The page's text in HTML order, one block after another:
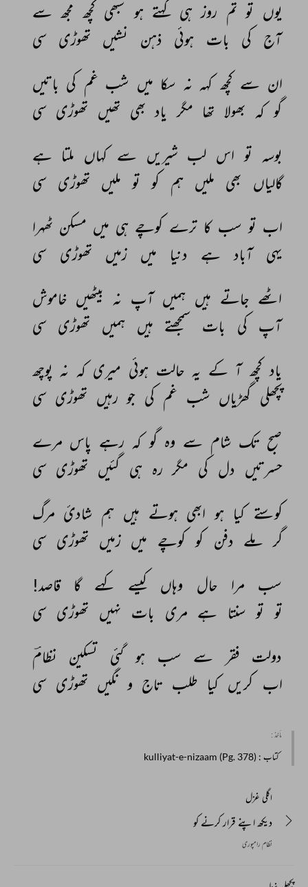
یوں تو تم روز ہی کہتے ہو سبھی کچھ مجھ سے
آج کی بات ہوئی ذہن نشیں تھوڑی سی
ان سے کچھ کہہ نہ سکا میں شب غم کی باتیں
گو کہ بھولا تھا مگر یاد بھی تھیں تھوڑی سی
بوسہ تو اس لب شیریں سے کہاں ملتا ہے
گالیاں بھی ملیں ہم کو تو ملیں تھوڑی سی
اب تو سب کا ترے کوچے ہی میں مسکن ٹھہرا
یہی
آباد ہے دنیا میں زمیں تھوڑی
سی
اٹھے جاتے ہیں ہمیں آپ نہ بیٹھیں خاموش
آپ کی بات سمجھتے ہیں ہمیں تھوڑی سی
یاد کچھ آ کے یہ حالت ہوئی میری کہ نہ پوچھ
پچھلی گھڑیاں شب غم کی جو رہیں تھوڑی سی
صبح تک شام سے وہ گو کہ رہے پاس مرے
حسرتیں دل کی مگر رہ ہی گئیں تھوڑی سی
کوستے کیا ہو ابھی ہوتے ہیں ہم شادیٔ مرگ
گر ملے دفن کو کوچے میں زمیں تھوڑی سی
سب
مرا حال وہاں کیسے کہے گا
قاصد!
تو تو سنتا ہے مری بات نہیں تھوڑی سی
دولت فقر سے سب ہو گئی تسکین
نظامؔ
اب کریں کیا طلب تاج و نگیں تھوڑی سی
مأخذ :
کتاب : kulliyat-e-nizaam (Pg. 378)
اگلی غزل
دیکھ اپنے قرار کرنے کو
نظام رامپوری